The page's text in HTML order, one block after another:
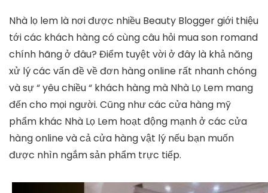
Nhà lọ lem là nơi được nhiều Beauty Blogger giới thiệu
tới các khách hàng có cùng câu hỏi mua son romand
chính hãng ở đâu? Điểm tuyệt vời ở đây là khả năng
xử lý các vấn đề về đơn hàng online rất nhanh chóng
và sự “ yêu chiều “ khách hàng mà Nhà Lọ Lem mang
đến cho mọi người. Cũng như các cửa hàng mỹ
phẩm khác Nhà Lọ Lem hoạt động mạnh ở các cửa
hàng online và cả cửa hàng vật lý nếu bạn muốn
được nhìn ngắm sản phẩm trực tiếp.